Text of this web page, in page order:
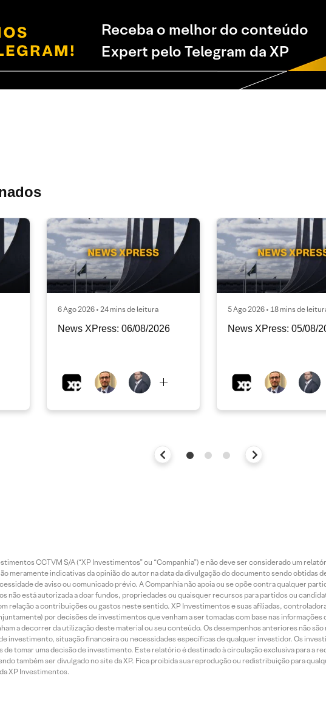
Receba o melhor do conteúdo
Expert pelo Telegram da XP
6 Ago 2026 • 24 mins de leitura
News XPress: 06/08/2026
5 Ago 2026 • 18 mins de
News XPress: 05/08/
CCTVM S/A (“XP Investimentos” ou “Companhia”) e não deve ser considerado um
meramente indicativas da opinião do autor na data da divulgação do documento sendo obtidas
de aviso ou comunicado prévio. A Companhia não apoia ou se opõe contra qualquer
não está autorizada a doar fundos, propriedades ou quaisquer recursos para partidos ou
relação a contribuições ou gastos neste sentido. XP Investimentos e suas afiliadas,
por decisões de investimentos que venham a ser tomadas com base nas
a decorrer da utilização deste material ou seu conteúdo. Os desempenhos anteriores não
investimento, situação financeira ou necessidades específicas de qualquer investidor. Os
tomar uma decisão de investimento. Este relatório é destinado à circulação exclusiva para a
também ser divulgado no site da XP. Fica proibida sua reprodução ou redistribuição para
XP Investimentos.